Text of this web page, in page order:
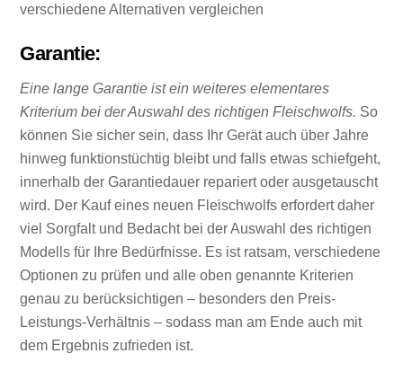
verschiedene Alternativen vergleichen
Garantie:
Eine lange Garantie ist ein weiteres elementares
Kriterium bei der Auswahl des richtigen Fleischwolfs. So
können Sie sicher sein, dass Ihr Gerät auch über Jahre
hinweg funktionstüchtig bleibt und falls etwas schiefgeht,
innerhalb der Garantiedauer repariert oder ausgetauscht
wird. Der Kauf eines neuen Fleischwolfs erfordert daher
viel Sorgfalt und Bedacht bei der Auswahl des richtigen
Modells für Ihre Bedürfnisse. Es ist ratsam, verschiedene
Optionen zu prüfen und alle oben genannte Kriterien
genau zu berücksichtigen – besonders den Preis-
Leistungs-Verhältnis – sodass man am Ende auch mit
dem Ergebnis zufrieden ist.